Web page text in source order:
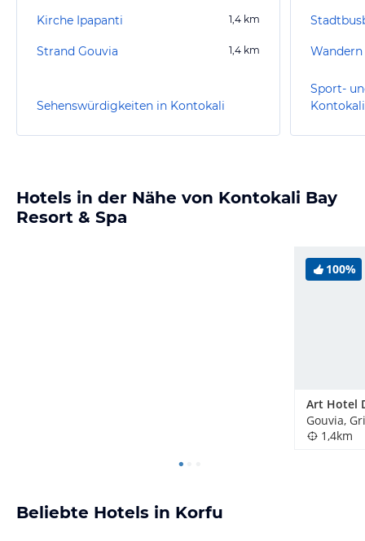
Kirche Ipapanti 1,4 km
Strand Gouvia 1,4 km
Sehenswürdigkeiten in Kontokali
Sport-
Kontokali
Hotels in der Nähe von Kontokali Bay
Resort & Spa
100%
Art Hotel
Gouvia,
1,4km
Beliebte Hotels in Korfu